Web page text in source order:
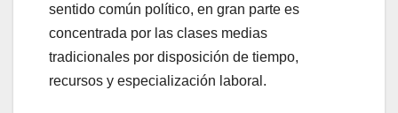
sentido común político, en gran parte es
concentrada por las clases medias
tradicionales por disposición de tiempo,
recursos y especialización laboral.